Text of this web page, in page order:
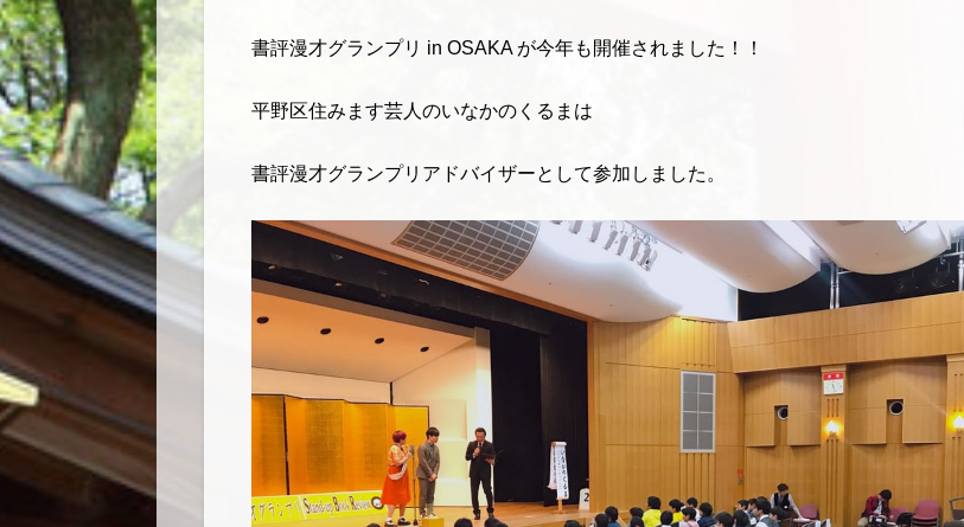
書評漫才グランプリ in OSAKA が今年も開催されました！！
平野区住みます芸人のいなかのくるまは
書評漫才グランプリアドバイザーとして参加しました。